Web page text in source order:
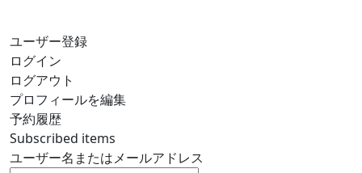
ユーザー登録
ログイン
ログアウト
プロフィールを編集
予約履歴
Subscribed items
ユーザー名またはメールアドレス